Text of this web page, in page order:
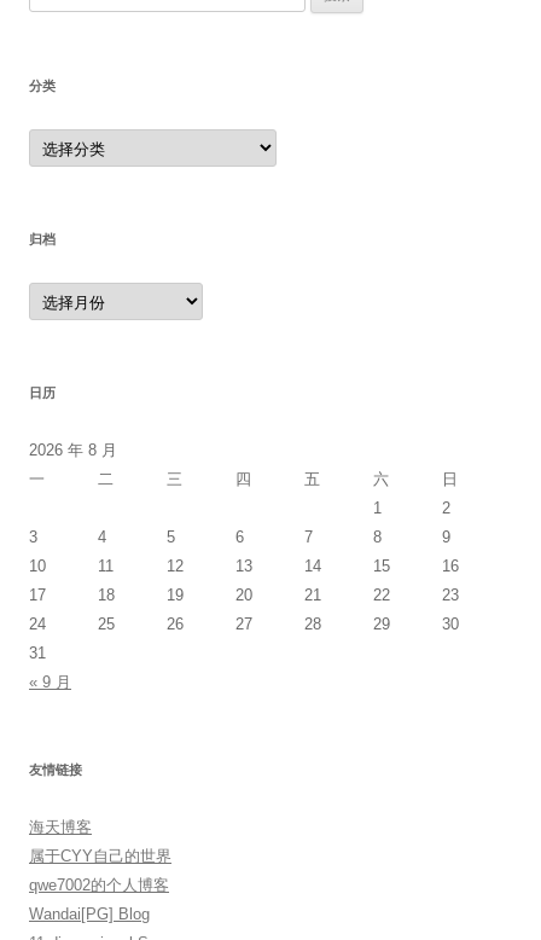
分类
分
类
归档
归
档
日历
2026 年 8 月
一
二 三 四 五 六
日
1
2
3
4 5 6 7 8
9
10
11 12 13 14 15
16
17
18 19 20 21 22
23
24
25 26 27 28 29
30
31
« 9 月
友情链接
海天博客
属于CYY自己的世界
qwe7002的个人博客
Wandai[PG] Blog